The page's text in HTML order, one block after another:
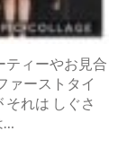
ィーやお見合
ァーストタイ
れは しぐさ
…